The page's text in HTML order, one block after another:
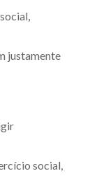
justamente
social,